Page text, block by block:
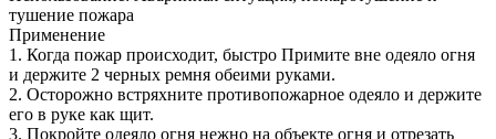
тушение пожара
Применение
1. Когда пожар происходит, быстро Примите вне одеяло огня
и держите 2 черных ремня обеими руками.
2. Осторожно встряхните противопожарное одеяло и держите
его в руке как щит.
3. Покройте одеяло огня нежно на объекте огня и отрезать